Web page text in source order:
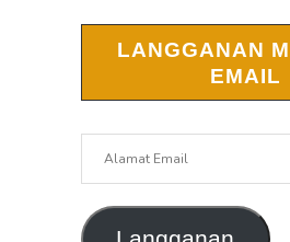
LANGGANAN
EMAIL